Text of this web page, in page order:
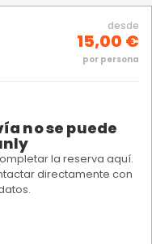
desde
15,00 €
por persona
no se puede
la reserva aquí.
directamente con